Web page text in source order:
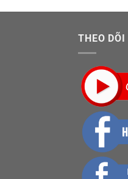
THEO DÕI